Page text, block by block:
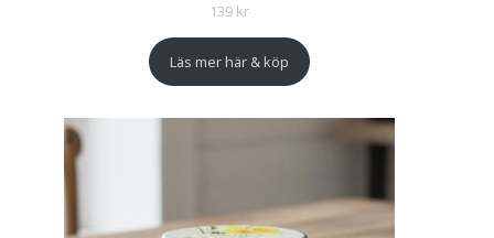
139 kr
Läs mer här & köp